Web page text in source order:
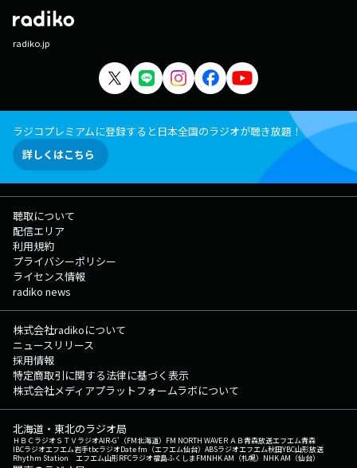
radiko.jp
ラジコプレミアムに登録すると日本全国のラジオが聴き放題！
詳しくはこちら
聴取について
配信エリア
利用規約
プライバシーポリシー
ライセンス情報
radiko news
株式会社radikoについて
ニュースリリース
採用情報
特定商取引に関する法律に基づく表示
株式会社メディアプラットフォームラボについて
北海道・東北のラジオ局
ＨＢＣラジオＳＴＶラジオAIR-G'（FM北海道） FM NORTH WAVEＲＡＢ青森放送エフエム青森
IBCラジオエフエム岩手tbcラジオDate fm（エフエム仙台） ABSラジオエフエム秋田YBC山形放送
Rhythm Station エフエム山形RFCラジオ福島ふくしまFMNHK AM（札幌） NHK AM（仙台）